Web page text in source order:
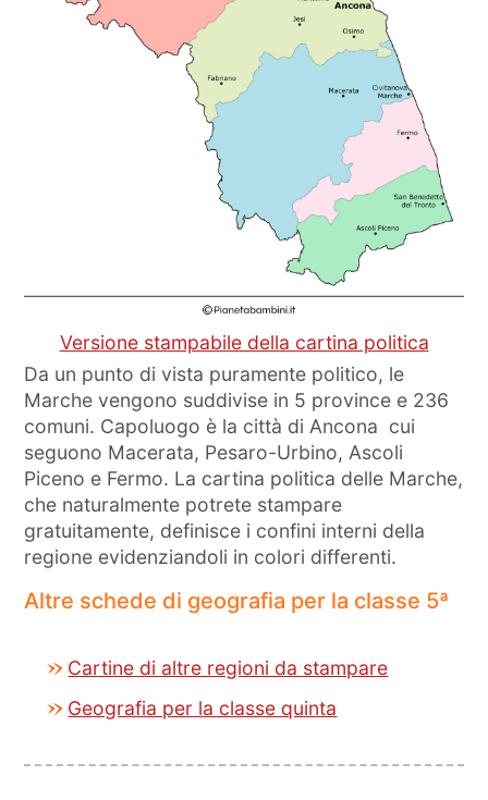
Versione stampabile della cartina politica
Da un punto di vista puramente politico, le
Marche vengono suddivise in 5 province e 236
comuni. Capoluogo è la città di Ancona cui
seguono Macerata, Pesaro-Urbino, Ascoli
Piceno e Fermo. La cartina politica delle Marche,
che naturalmente potrete stampare
gratuitamente, definisce i confini interni della
regione evidenziandoli in colori differenti.
Altre schede di geografia per la classe 5ª
Cartine di altre regioni da stampare
Geografia per la classe quinta